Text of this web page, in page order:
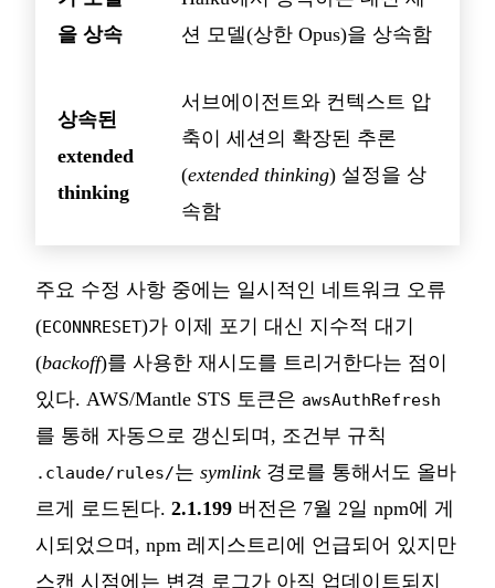
을 상속
션 모델(상한 Opus)을 상속함
상속된
extended
thinking
서브에이전트와 컨텍스트 압
축이 세션의 확장된 추론
(extended thinking) 설정을 상
속함
주요 수정 사항 중에는 일시적인 네트워크 오류
(ECONNRESET)가 이제 포기 대신 지수적 대기
(backoff)를 사용한 재시도를 트리거한다는 점이
있다. AWS/Mantle STS 토큰은 awsAuthRefresh
를 통해 자동으로 갱신되며, 조건부 규칙
.claude/rules/는 symlink 경로를 통해서도 올바
르게 로드된다. 2.1.199 버전은 7월 2일 npm에 게
시되었으며, npm 레지스트리에 언급되어 있지만
스캔 시점에는 변경 로그가 아직 업데이트되지